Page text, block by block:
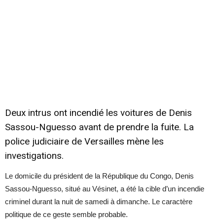
Deux intrus ont incendié les voitures de Denis
Sassou-Nguesso avant de prendre la fuite. La
police judiciaire de Versailles mène les
investigations.
Le domicile du président de la République du Congo, Denis
Sassou-Nguesso, situé au Vésinet, a été la cible d’un incendie
criminel durant la nuit de samedi à dimanche. Le caractère
politique de ce geste semble probable.